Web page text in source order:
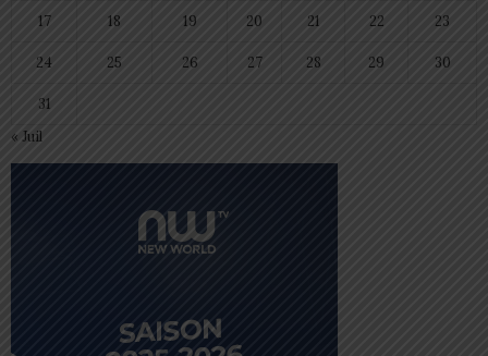
17 18 19 20 21 22 23
24 25 26 27 28 29 30
31
« Juil